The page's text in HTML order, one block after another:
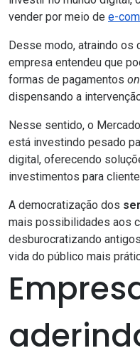
vender por meio de e-
Desse modo, atraindo os
empresa entendeu que
formas de pagamentos
dispensando a
Nesse sentido, o
está investindo pesado
digital, oferecendo
investimentos para
A democratização dos
mais possibilidades aos
desburocratizando
vida do público mais